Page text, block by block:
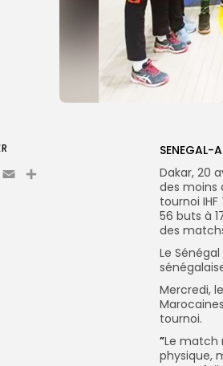
SENEGAL-
Dakar, 20
des moins
tournoi
56 buts à
des
Le
Mercredi,
tournoi.
”Le match
physique,
EmailPartager